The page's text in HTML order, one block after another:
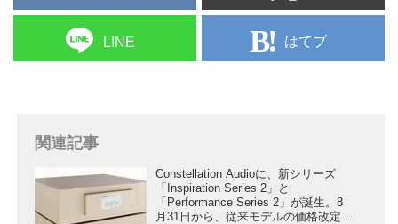
LINE はてブ
関連記事
Constellation Audioに、新シリーズ
「Inspiration Series 2」と
「Performance Series 2」が誕生。8
月31日から、従来モデルの価格改定も